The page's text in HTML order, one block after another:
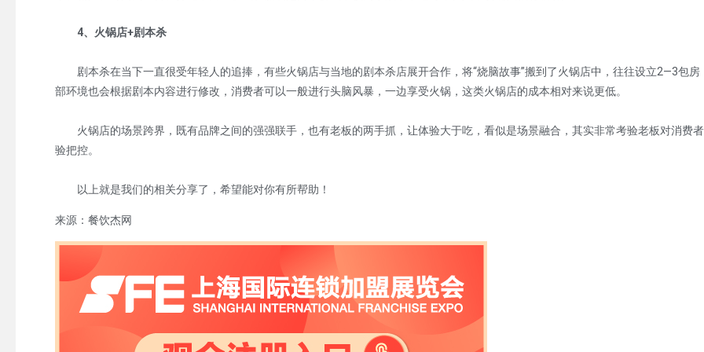
4、火锅店+剧本杀
剧本杀在当下一直很受年轻人的追捧，有些火锅店与当地的剧本杀店展开合作，将“烧脑故事”搬到了火锅店中，往往设立2—3包房
部环境也会根据剧本内容进行修改，消费者可以一般进行头脑风暴，一边享受火锅，这类火锅店的成本相对来说更低。
火锅店的场景跨界，既有品牌之间的强强联手，也有老板的两手抓，让体验大于吃，看似是场景融合，其实非常考验老板对消费
验把控。
以上就是我们的相关分享了，希望能对你有所帮助！
来源：餐饮杰网